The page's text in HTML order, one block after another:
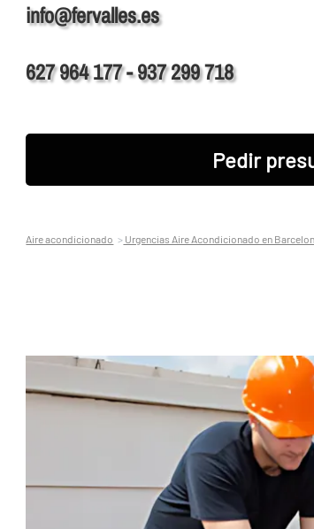
info@fervalles.es
627 964 177 - 937 299 718
Pedir
Aire acondicionado Urgencias Aire Acondicionado en